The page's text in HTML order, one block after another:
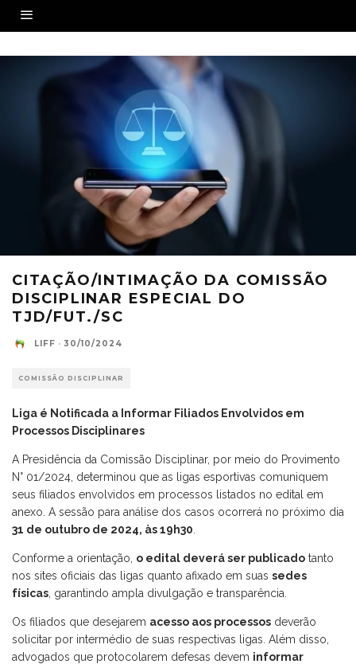
CITAÇÃO/INTIMAÇÃO DA COMISSÃO
DISCIPLINAR ESPECIAL DO
TJD/FUT./SC
LIFF · 30/10/2024
COMISSÃO DISCIPLINAR
Liga é Notificada a Informar Filiados Envolvidos em
Processos Disciplinares
A Presidência da Comissão Disciplinar, por meio do Provimento
N° 01/2024, determinou que as ligas esportivas comuniquem
seus filiados envolvidos em processos listados no edital em
anexo. A sessão para análise dos casos ocorrerá no próximo dia
31 de outubro de 2024, às 19h30
Conforme a orientação, o edital deverá ser publicado tanto
nos sites oficiais das ligas quanto afixado em suas sedes
físicas , garantindo ampla divulgação e transparência.
Os filiados que desejarem acesso aos processos deverão
solicitar por intermédio de suas respectivas ligas. Além disso,
advogados que protocolarem defesas devem informar